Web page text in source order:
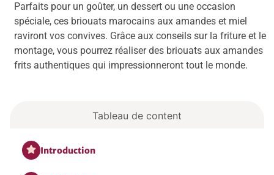
Parfaits pour un goûter, un dessert ou une occasion
spéciale, ces briouats marocains aux amandes et miel
raviront vos convives. Grâce aux conseils sur la friture et le
montage, vous pourrez réaliser des briouats aux amandes
frits authentiques qui impressionneront tout le monde.
Tableau de content
Introduction